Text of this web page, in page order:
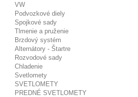
VW
Podvozkové diely
Spojkové sady
Tlmenie a pruženie
Brzdový systém
Alternátory - Štartre
Rozvodové sady
Chladenie
Svetlomety
SVETLOMETY
PREDNÉ SVETLOMETY